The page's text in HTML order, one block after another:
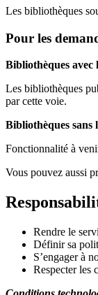
Les bibliothèques
Pour les
Bibliothèques avec
Les bibliothèques
par cette voie.
Bibliothèques sans
Fonctionnalité à
Vous pouvez aussi
Rendre le
Définir sa
S’engager à
Respecter les